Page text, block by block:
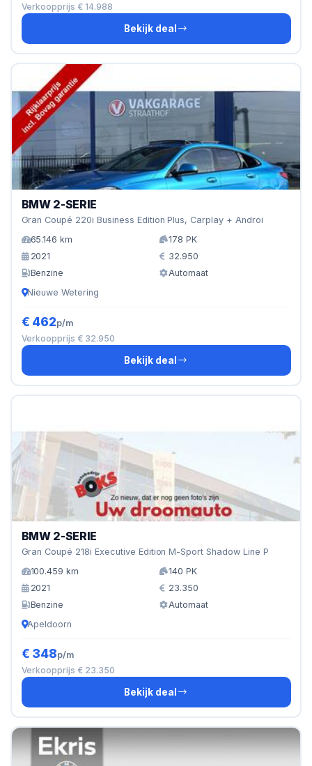
Verkoopprijs € 14.988
Bekijk deal
BMW 2-SERIE
Gran Coupé 220i Business Edition Plus, Carplay + Androi
65.146 km
178 PK
2021
32.950
Benzine
Automaat
Nieuwe Wetering
€ 462p/m
Verkoopprijs € 32.950
Bekijk deal
BMW 2-SERIE
Gran Coupé 218i Executive Edition M-Sport Shadow Line P
100.459 km
140 PK
2021
23.350
Benzine
Automaat
Apeldoorn
€ 348p/m
Verkoopprijs € 23.350
Bekijk deal